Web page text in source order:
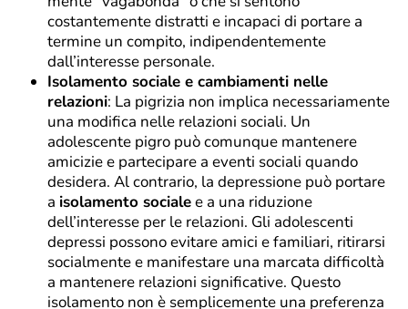
costantemente distratti e incapaci di portare a
termine un compito, indipendentemente
dall’interesse personale.
Isolamento sociale e cambiamenti nelle
relazioni: La pigrizia non implica necessariamente
una modifica nelle relazioni sociali. Un
adolescente pigro può comunque mantenere
amicizie e partecipare a eventi sociali quando
desidera. Al contrario, la depressione può portare
a isolamento socialee a una riduzione
dell’interesse per le relazioni. Gli adolescenti
depressi possono evitare amici e familiari, ritirarsi
socialmente e manifestare una marcata difficoltà
a mantenere relazioni significative. Questo
isolamento non è semplicemente una preferenza